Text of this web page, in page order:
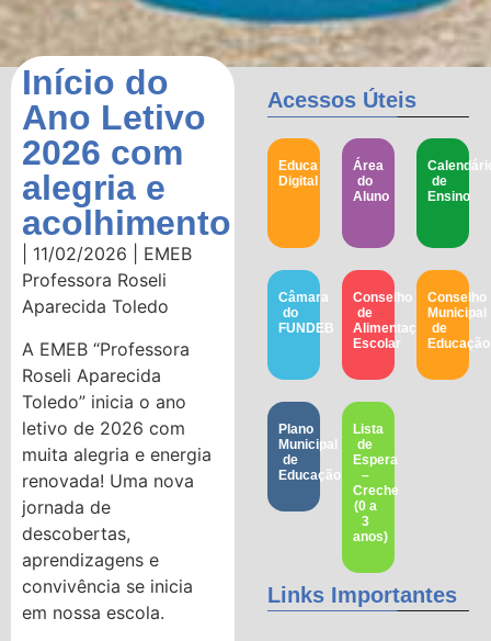
Início do
Ano Letivo
2026 com
alegria e
acolhimento
| 11/02/2026 | EMEB
Professora Roseli
Aparecida Toledo
A EMEB “Professora
Roseli Aparecida
Toledo” inicia o ano
letivo de 2026 com
muita alegria e energia
renovada! Uma nova
jornada de
descobertas,
aprendizagens e
convivência se inicia
em nossa escola.
Acessos Úteis
Educa
Digital
Área
do
Aluno
de
Ensino
Câmara
do
FUNDEB
Conselho
de
Alimentação
Escolar
Conselho
Municipal
de
Educação​
Plano
Municipal
de
Educação
Lista
de
Espera
–
Creche
(0 a
3
anos)
Links Importantes